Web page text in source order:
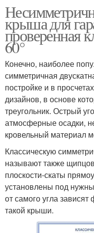
крыша для
проверенная
60°
Конечно, наиболее
симметричная
постройке и в
дизайнов, в основе
треугольник. Острый
атмосферные осадки,
кровельный материал
Классическую
называют также
плоскости-скаты
установлены под
от самого угла
такой крыши.